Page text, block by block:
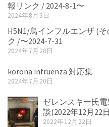
報リンク / 2024-8-1〜
2024年8月3日
H5N1/鳥インフルエンザ (
ク /〜2024-7-31
2024年7月28日
korona infruenza 対応集
2024年7月20日
ゼレンスキー氏
談(2022年12月22
2022年12月22日